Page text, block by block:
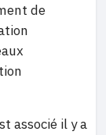
de
associé il y a